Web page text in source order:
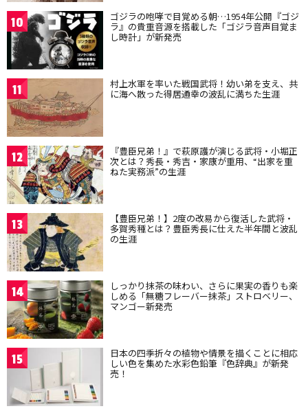
10 ゴジラの咆哮で目覚める朝…1954年公開『ゴジ
ラ』の貴重音源を搭載した「ゴジラ音声目覚ま
し時計」が新発売
11 村上水軍を率いた戦国武将！幼い弟を支え、共
に海へ散った得居通幸の波乱に満ちた生涯
12 『豊臣兄弟！』で萩原護が演じる武将・小堀正
次とは？秀長・秀吉・家康が重用、“出家を重
ねた実務派”の生涯
13 【豊臣兄弟！】2度の改易から復活した武将・
多賀秀種とは？豊臣秀長に仕えた半年間と波乱
の生涯
14 しっかり抹茶の味わい、さらに果実の香りも楽
しめる「無糖フレーバー抹茶」ストロベリー、
マンゴー新発売
15 日本の四季折々の植物や情景を描くことに相応
しい色を集めた水彩色鉛筆『色辞典』が新発
売！